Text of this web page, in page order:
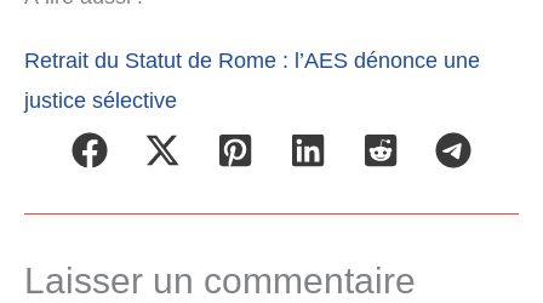
Retrait du Statut de Rome : l’AES dénonce une
justice sélective
Laisser un commentaire